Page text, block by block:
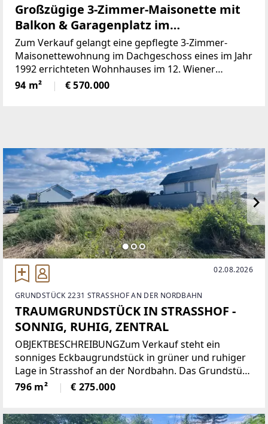
Großzügige 3-Zimmer-Maisonette mit
Balkon & Garagenplatz im
Dachgeschoss
Zum Verkauf gelangt eine gepflegte 3-Zimmer-
Maisonettewohnung im Dachgeschoss eines im Jahr
1992 errichteten Wohnhauses im 12. Wiener
Gemeindebezirk. Die Wohnung erstreckt sich über
zwei Ebenen und überzeugt durch ihre großzügige
94 m² € 570.000
02.08.2026
GRUNDSTÜCK 2231 STRASSHOF AN DER NORDBAHN
TRAUMGRUNDSTÜCK IN STRASSHOF -
SONNIG, RUHIG, ZENTRAL
OBJEKTBESCHREIBUNGZum Verkauf steht ein
sonniges Eckbaugrundstück in grüner und ruhiger
Lage in Strasshof an der Nordbahn. Das Grundstück
ist ohne Bauzwang, ideal für alle, die flexibel planen
und in einer naturnahen Wohngegend leben
796 m² € 275.000